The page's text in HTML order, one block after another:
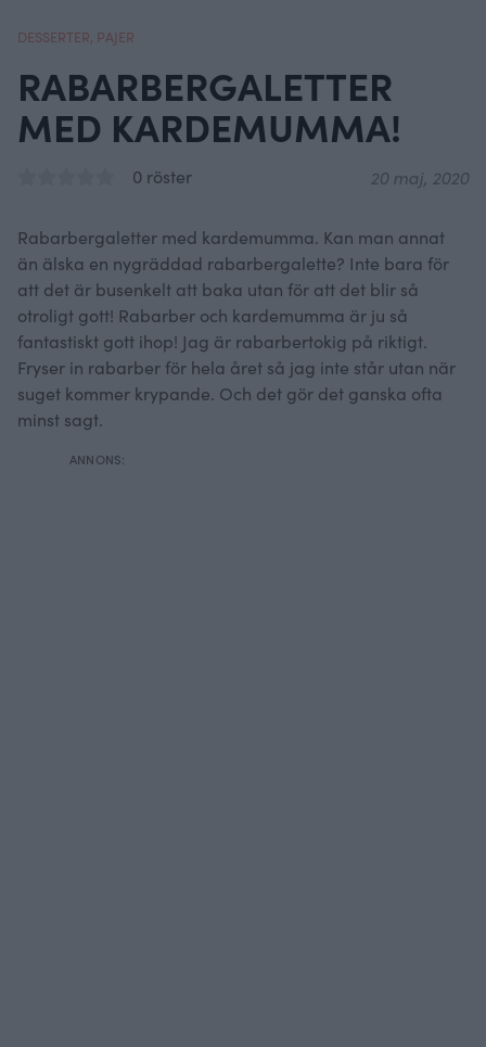
DESSERTER PAJER
RABARBERGALETTER
MED KARDEMUMMA!
0 röster 20 maj, 2020
Rabarbergaletter med kardemumma. Kan man annat
än älska en nygräddad rabarbergalette? Inte bara för
att det är busenkelt att baka utan för att det blir så
otroligt gott! Rabarber och kardemumma är ju så
fantastiskt gott ihop! Jag är rabarbertokig på riktigt.
Fryser in rabarber för hela året så jag inte står utan när
suget kommer krypande. Och det gör det ganska ofta
minst sagt.